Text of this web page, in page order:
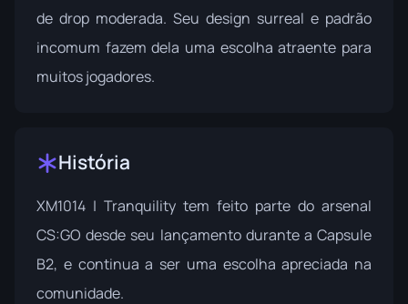
de drop moderada. Seu design surreal e padrão
incomum fazem dela uma escolha atraente para
muitos jogadores.
História
XM1014 | Tranquility tem feito parte do arsenal
CS:GO desde seu lançamento durante a Capsule
B2, e continua a ser uma escolha apreciada na
comunidade.